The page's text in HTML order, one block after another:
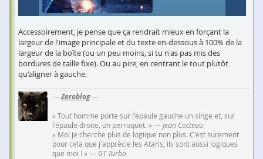
Accessoirement, je pense que ça rendrait mieux en forçant la
largeur de l'image principale et du texte en-dessous à 100% de la
largeur de la boîte (ou un peu moins, si tu n'as pas mis des
bordures de taille fixe). Ou au pire, en centrant le tout plutôt
qu'aligner à gauche.
—Zeroblog—
« Tout homme porte sur l'épaule gauche un singe et, sur
l'épaule droite, un perroquet. » —Jean Cocteau
« Moi je cherche plus de logique non plus. C'est surement
pour cela que j'apprécie les Ataris, ils sont aussi logiques
que moi ! » — GT Turbo